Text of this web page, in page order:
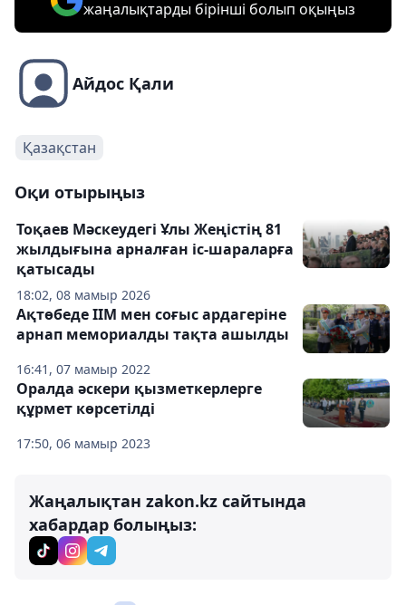
жаңалықтарды бірінші болып оқыңыз
Айдос Қали
Қазақстан
Оқи отырыңыз
18:02, 08 мамыр 2026
Тоқаев Мәскеудегі Ұлы Жеңістің 81
жылдығына арналған іс-шараларға
қатысады
16:41, 07 мамыр 2022
Ақтөбеде ІІМ мен соғыс ардагеріне
арнап мемориалды тақта ашылды
17:50, 06 мамыр 2023
Оралда әскери қызметкерлерге
құрмет көрсетілді
Жаңалықтан zakon.kz сайтында
хабардар болыңыз: